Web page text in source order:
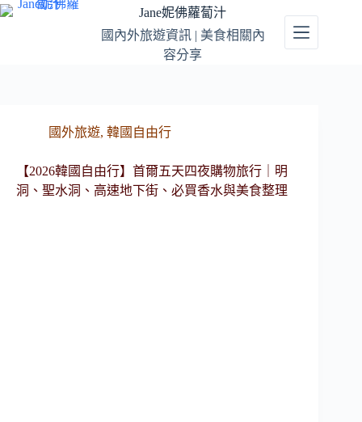
跳
Jane妮佛蘿蔔汁
國內外旅遊資訊 | 美食相關內
容分享
國外旅遊, 韓國自由行
【2026韓國自由行】首爾五天四夜購物旅行｜明
洞、聖水洞、高速地下街、必買香水與美食整理